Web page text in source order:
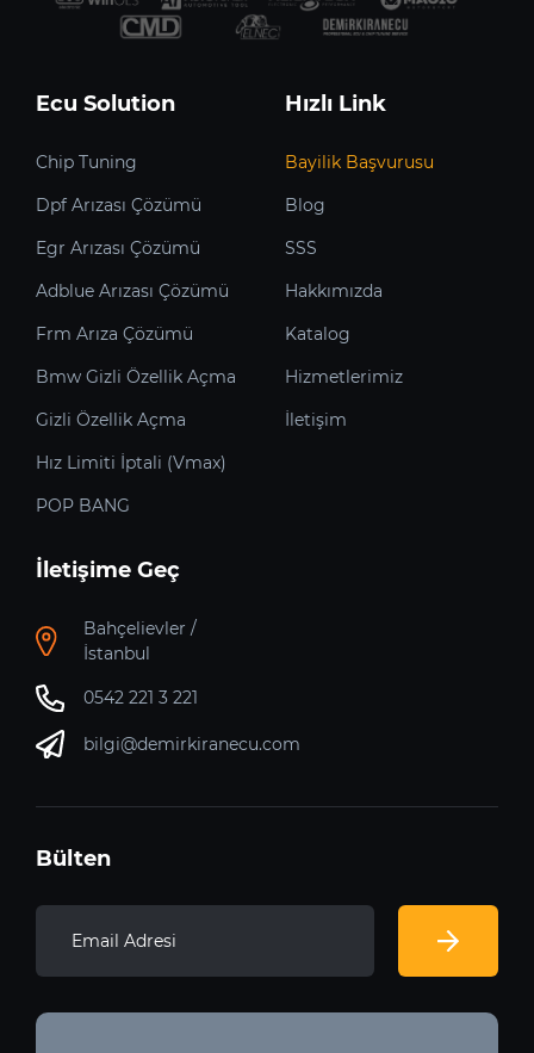
Ecu Solution
Chip Tuning
Dpf Arızası Çözümü
Egr Arızası Çözümü
Adblue Arızası Çözümü
Frm Arıza Çözümü
Bmw Gizli Özellik Açma
Gizli Özellik Açma
Hız Limiti İptali (Vmax)
POP BANG
Hızlı Link
Bayilik Başvurusu
Blog
SSS
Hakkımızda
Katalog
Hizmetlerimiz
İletişim
İletişime Geç
Bahçelievler /
İstanbul
0542 221 3 221
bilgi@demirkiranecu.com
Bülten